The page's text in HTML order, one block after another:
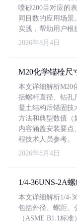
喷砂200目对应的
同目数的应用场景
实践，帮助用户根
2026年8月4日
M20化学锚栓尺
本文详细解析M20
括螺杆直径、钻孔
凝土结构后锚固技
方法和典型数值（
内容涵盖安装要点
程技术人员参考。
2026年8月4日
1/4-36UNS-2A
本文详细解析1/4-
包括外径、螺距、
（ASME B1.1标